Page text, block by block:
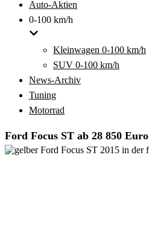
Auto-Aktien
0-100 km/h
Kleinwagen 0-100 km/h
SUV 0-100 km/h
News-Archiv
Tuning
Motorrad
Ford Focus ST ab 28 850 Euro